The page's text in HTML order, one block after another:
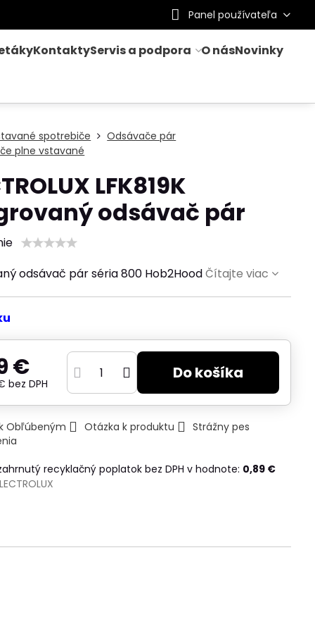
Panel používateľa
KontaktyServis a podpora O násNovinky
spotrebiče
Odsávače pár
plne vstavané
LFK819K
odsávač pár
odsávač pár séria 800 Hob2HoodČítajte viac
€
bez DPH
Do košíka
Obľúbeným Otázka k produktu
Strážny pes
recyklačný poplatok bez DPH v hodnote: 0,89 €